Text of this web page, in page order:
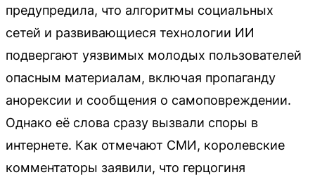
предупредила, что алгоритмы социальных
сетей и развивающиеся технологии ИИ
подвергают уязвимых молодых пользователей
опасным материалам, включая пропаганду
анорексии и сообщения о самоповреждении.
Однако её слова сразу вызвали споры в
интернете. Как отмечают СМИ, королевские
комментаторы заявили, что герцогиня